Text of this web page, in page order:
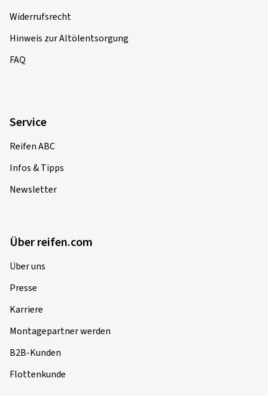
Widerrufsrecht
Hinweis zur Altölentsorgung
FAQ
Service
Reifen ABC
Infos & Tipps
Newsletter
Über reifen.com
Über uns
Presse
Karriere
Montagepartner werden
B2B-Kunden
Flottenkunde